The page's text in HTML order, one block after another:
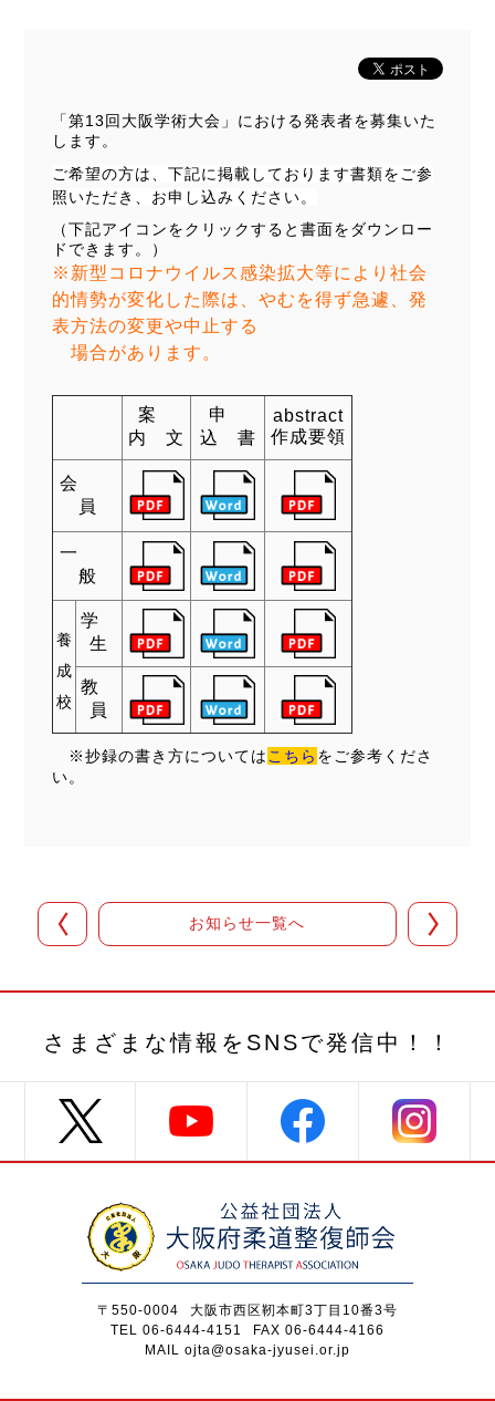
「第13回大阪学術大会」における発表者を募集いた
します。
ご希望の方は、下記に掲載しております書類をご参
照いただき、お申し込みください。
（下記アイコンをクリックすると書面をダウンロー
ドできます。）
※新型コロナウイルス感染拡大等により社会
的情勢が変化した際は、やむを得ず急遽、発
表方法の変更や中止する
場合があります。
案
内 文
申
込 書
abstract
作成要領
会
員
一
般
養
成
校
学
生
教
員
※抄録の書き方については こちら をご参考くださ
い。
お知らせ一覧へ
さまざまな情報を SNSで発信中！！
〒550-0004
大阪市西区靭本町3丁目10番3号
TEL 06-6444-4151
FAX 06-6444-4166
MAIL ojta@osaka-jyusei.or.jp